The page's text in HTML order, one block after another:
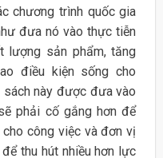
chương trình quốc gia
đưa nó vào thực tiễn
lượng sản phẩm, tăng
điều kiện sống cho
này được đưa vào
phải cố gắng hơn để
công việc và đơn vị
thu hút nhiều hơn lực